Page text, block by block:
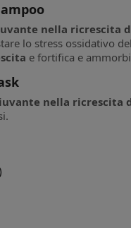
nella ricrescita
lo stress ossidativo
e fortifica e
nella ricrescita